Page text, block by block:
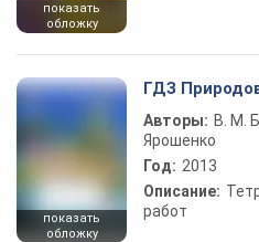
показать
обложку
показать
обложку
ГДЗ
Авторы: В. М.
Ярошенко
Год: 2013
Описание:
работ